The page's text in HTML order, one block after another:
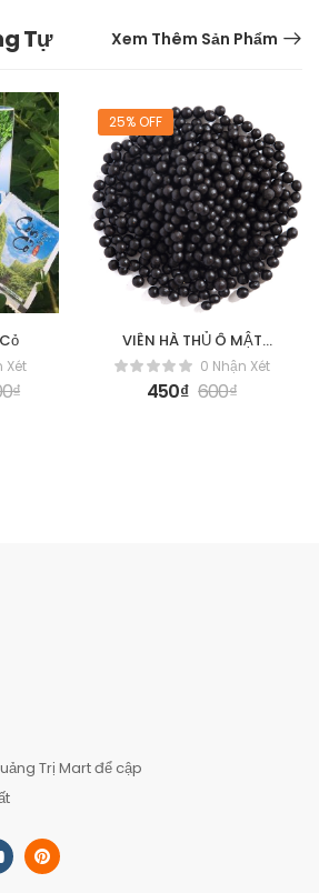
Tự Xem Thêm Sản Phẩm
Xét
₫
25% OFF
VIÊN HÀ THỦ Ô MẬT
ONG RỪNG0 Nhận Xét
450₫ 600₫
Trị Mart để cập